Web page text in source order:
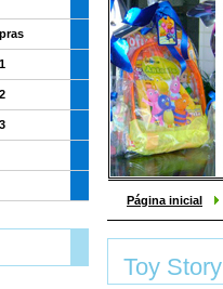
Página inicial
Toy Story